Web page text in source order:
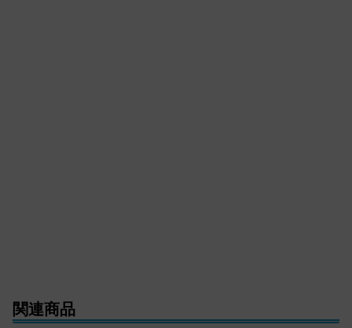
関連商品